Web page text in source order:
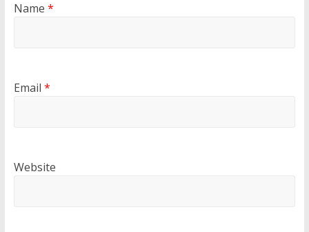
Name *
Email *
Website